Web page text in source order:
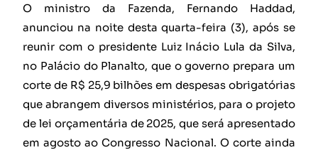
O ministro da Fazenda, Fernando Haddad,
anunciou na noite desta quarta-feira (3), após se
reunir com o presidente Luiz Inácio Lula da Silva,
no Palácio do Planalto, que o governo prepara um
corte de R$ 25,9 bilhões em despesas obrigatórias
que abrangem diversos ministérios, para o projeto
de lei orçamentária de 2025, que será apresentado
em agosto ao Congresso Nacional. O corte ainda